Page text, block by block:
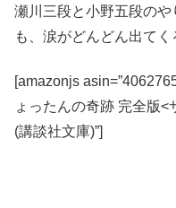
瀬川三段と小野五段の
も、涙がどんどん出てく
[amazonjs
ょったんの奇跡 完全版
(講談社文庫)”]